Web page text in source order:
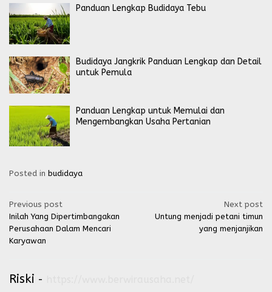
Panduan Lengkap Budidaya Tebu
Budidaya Jangkrik Panduan Lengkap dan Detail
untuk Pemula
Panduan Lengkap untuk Memulai dan
Mengembangkan Usaha Pertanian
Posted in budidaya
Post
navigation
Previous post
Inilah Yang Dipertimbangakan
Perusahaan Dalam Mencari
Karyawan
Next post
Untung menjadi petani timun
yang menjanjikan
Riski -